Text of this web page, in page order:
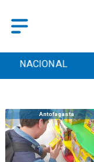
POLICIAL
Antofagasta